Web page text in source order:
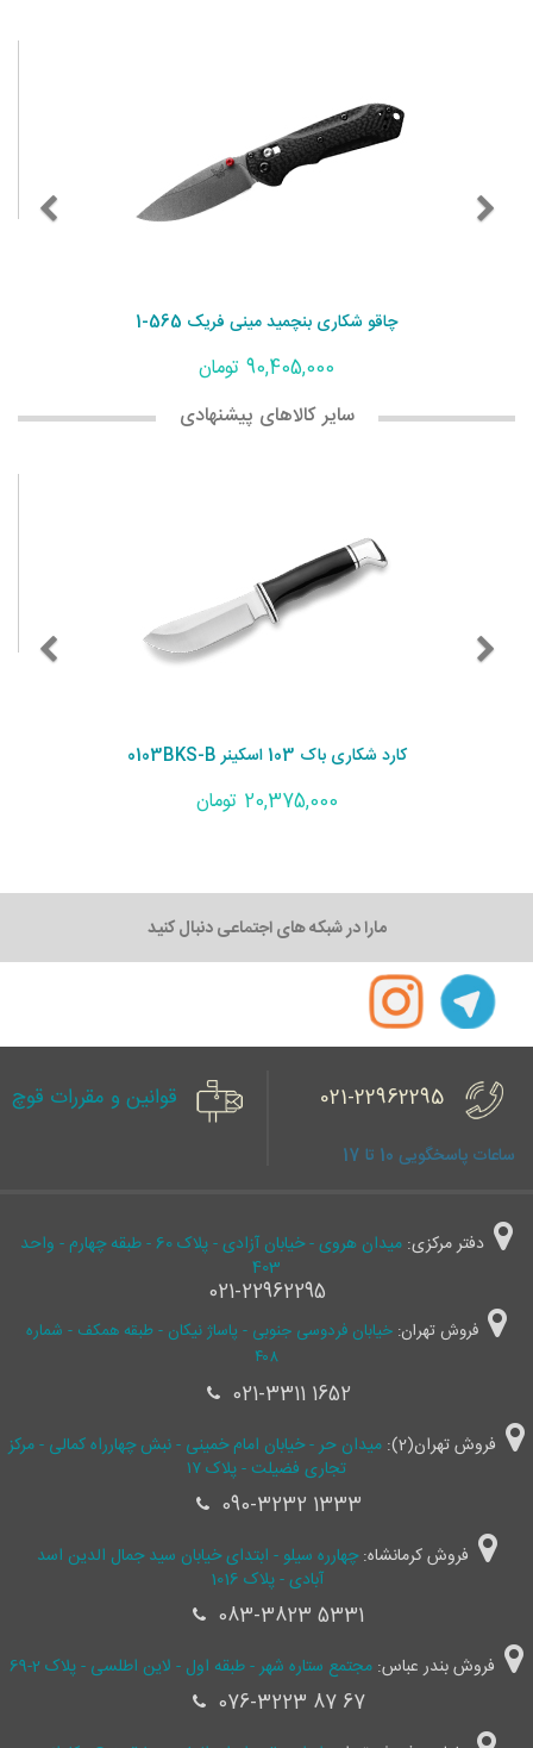
چاقو شکاری بنچمید مینی فریک 565-1
90,405,000 تومان
سایر کالاهای پیشنهادی
کارد شکاری باک 103 اسکینر 0103BKS-B
20,375,000 تومان
مارا در شبکه های اجتماعی دنبال کنید
021-22962295
ساعات پاسخگویی 10 تا 17
قوانین و مقررات قوچ
دفتر مرکزی:
میدان هروی - خیابان آزادی - پلاک 60 - طبقه چهارم - واحد
403
021-22962295
فروش تهران: خیابان فردوسی جنوبی - پاساژ نیکان - طبقه همکف - شماره
۴۰۸
021-3311 1652
فروش تهران(2):
میدان حر - خیابان امام خمینی - نبش چهارراه کمالی - مرکز
تجاری فضیلت - پلاک ۱۷
090-3232 1333
فروش کرمانشاه:چهارره سیلو - ابتدای خیابان سید جمال ‌الدین اسد
آبادی - پلاک 1016
083-3823 5331
فروش بندر عباس: مجتمع ستاره شهر - طبقه اول - لاین اطلسی - پلاک 2-69
076-3223 87 67